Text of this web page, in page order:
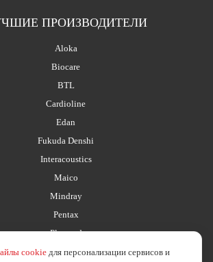
ПРОИЗВОДИТЕЛИ
Aloka
Biocare
BTL
Cardioline
Edan
Fukuda Denshi
Interacoustics
Maico
Mindray
Pentax
Planmed
cookie для персонализации сервисов и